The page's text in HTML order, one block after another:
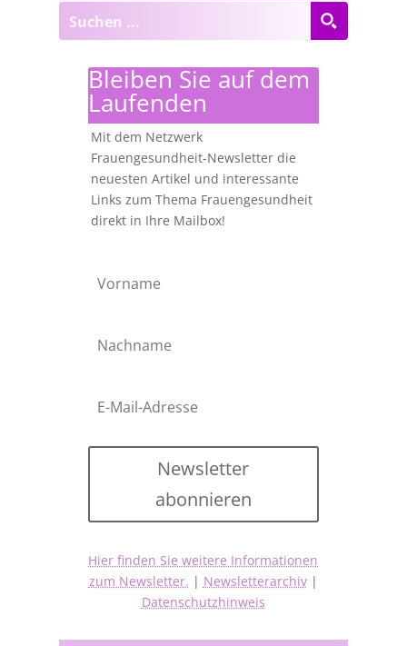
Bleiben Sie auf dem
Laufenden
Mit dem Netzwerk
Frauengesundheit-Newsletter die
neuesten Artikel und interessante
Links zum Thema Frauengesundheit
direkt in Ihre Mailbox!
Newsletter
abonnieren
Hier finden Sie weitere Informationen
zum Newsletter. | Newsletterarchiv|
Datenschutzhinweis